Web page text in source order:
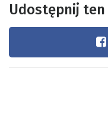
Udostępnij